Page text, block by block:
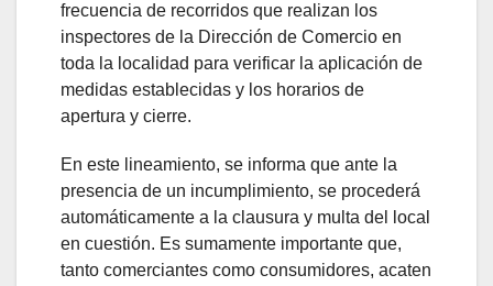
frecuencia de recorridos que realizan los
inspectores de la Dirección de Comercio en
toda la localidad para verificar la aplicación de
medidas establecidas y los horarios de
apertura y cierre.
En este lineamiento, se informa que ante la
presencia de un incumplimiento, se procederá
automáticamente a la clausura y multa del local
en cuestión. Es sumamente importante que,
tanto comerciantes como consumidores, acaten